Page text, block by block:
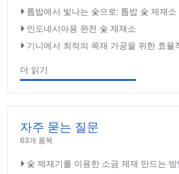
톱밥에서 빛나는 숯으로: 톱밥 숯 제재소
인도네시아용 완전 숯 제재소
기니에서 최적의 목재 가공을 위한 효율
더 읽기
자주 묻는 질문
63개 품목
숯 제재기를 이용한 소금 제재 만드는